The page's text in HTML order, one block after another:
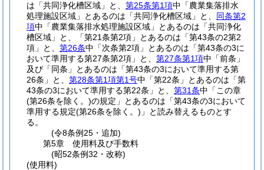
は「共同浄化槽区域」と、 第25条第1項中「農業集落排水
処理施設区域」とあるのは「共同浄化槽区域」と、 同条第2
項中「農業集落排水処理施設区域」とあるのは「共同浄化
槽区域」と、「第21条第2項」とあるのは「第43条の2第2
項」と、 第26条中「次条第2項」とあるのは「第43条の3に
おいて準用する第27条第2項」と、 第27条第1項中「前条」
及び「同条」とあるのは「第43条の3において準用する第
26条」と、 第28条第1項第1号中「第22条」とあるのは「第
43条の3において準用する第22条」と、 第31条中「この章
(第26条を除く。)の規定」とあるのは「第43条の3において
準用する規定(第26条を除く。) 」と読み替えるものとす
る。
(令8条例25・追加)
第5章
使用料及び手数料
(昭52条例32・改称)
(使用料)